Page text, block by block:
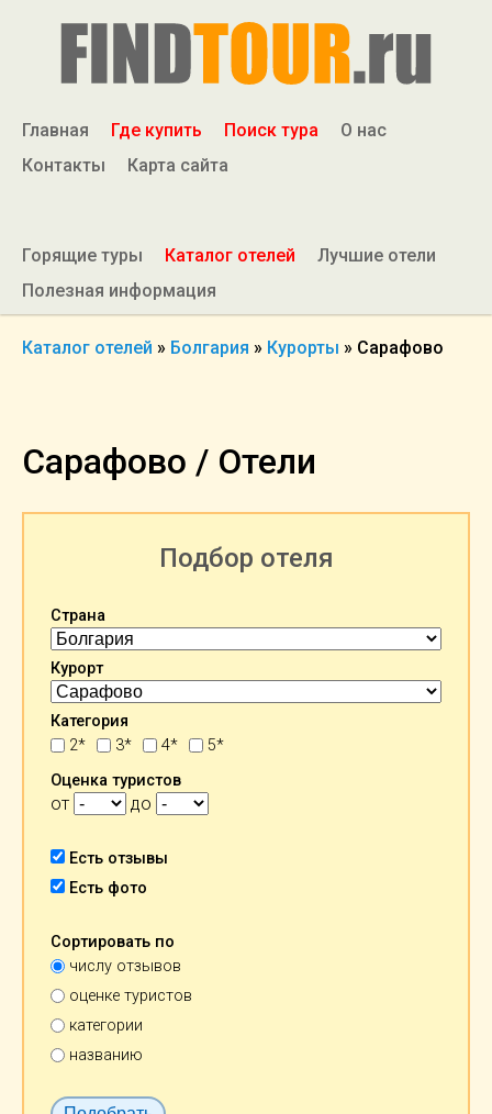
Главная Где купить Поиск тура
О нас
Контакты
Карта сайта
Горящие туры Каталог отелей
Лучшие отели
Полезная информация
Каталог отелей » Болгария » Курорты » Сарафово
Сарафово / Отели
Подбор отеля
Страна
Курорт
Категория
2*
3* 4*
5*
Оценка туристов
от до
Есть отзывы
Есть фото
Сортировать по
числу отзывов
оценке туристов
категории
названию